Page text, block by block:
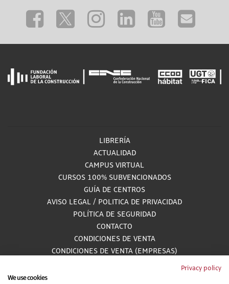
LIBRERÍA
ACTUALIDAD
CAMPUS VIRTUAL
CURSOS 100% SUBVENCIONADOS
GUÍA DE CENTROS
AVISO LEGAL / POLITICA DE PRIVACIDAD
POLÍTICA DE SEGURIDAD
CONTACTO
CONDICIONES DE VENTA
CONDICIONES DE VENTA (EMPRESAS)
ALCANCE GESTIÓN DE DOCUMENTACIÓN
Privacy policy
We use cookies